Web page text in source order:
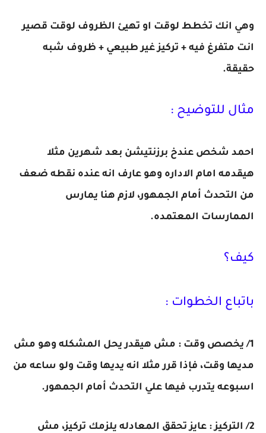
وهي انك تخطط لوقت او تهيئ الظروف لوقت قصير
انت متفرغ فيه + تركيز غير طبيعي + ظروف شبه
حقيقة.
مثال للتوضيح :
احمد شخص عندخ برزنتيشن بعد شهرين مثلا
هيقدمه امام الاداره وهو عارف انه عنده نقطه ضعف
من التحدث أمام الجمهور، لازم هنا يمارس
الممارسات المعتمده.
كيف؟
باتباع الخطوات :
1/ يخصص وقت : مش هيقدر يحل المشكله وهو مش
مديها وقت، فإذا قرر مثلا انه يديها وقت ولو ساعه من
اسبوعه يتدرب فيها علي التحدث أمام الجمهور.
2/ التركيز : عايز تحقق المعادله يلزمك تركيز، مش